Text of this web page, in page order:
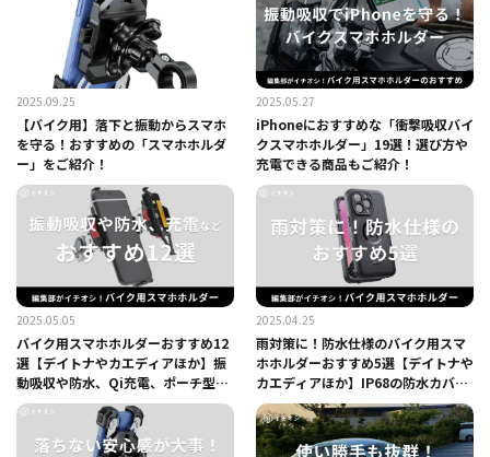
2025.09.25
【バイク用】落下と振動からスマホ
を守る！おすすめの「スマホホルダ
ー」をご紹介！
2025.05.27
iPhoneにおすすめな「衝撃吸収バイ
クスマホホルダー」19選！選び方や
充電できる商品もご紹介！
2025.05.05
バイク用スマホホルダーおすすめ12
選【デイトナやカエディアほか】振
動吸収や防水、Qi充電、ポーチ型、
ミラーマウントなど
2025.04.25
雨対策に！防水仕様のバイク用スマ
ホホルダーおすすめ5選【デイトナや
カエディアほか】IP68の防水カバー
にQi対応など